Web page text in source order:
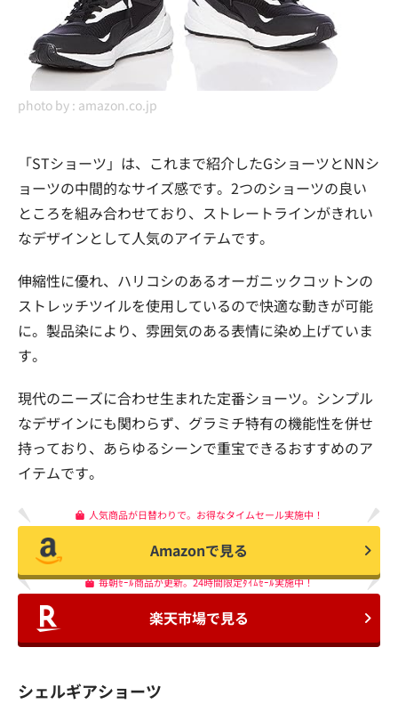
photo by : amazon.co.jp
「STショーツ」は、これまで紹介したGショーツとNNシ
ョーツの中間的なサイズ感です。2つのショーツの良い
ところを組み合わせており、ストレートラインがきれい
なデザインとして人気のアイテムです。
伸縮性に優れ、ハリコシのあるオーガニックコットンの
ストレッチツイルを使用しているので快適な動きが可能
に。製品染により、雰囲気のある表情に染め上げていま
す。
現代のニーズに合わせ生まれた定番ショーツ。シンプル
なデザインにも関わらず、グラミチ特有の機能性を併せ
持っており、あらゆるシーンで重宝できるおすすめのア
イテムです。
人気商品が日替わりで。お得なタイムセール実施中！
Amazonで見る
毎朝ｾｰﾙ商品が更新。24時間限定ﾀｲﾑｾｰﾙ実施中！
楽天市場で見る
シェルギアショーツ